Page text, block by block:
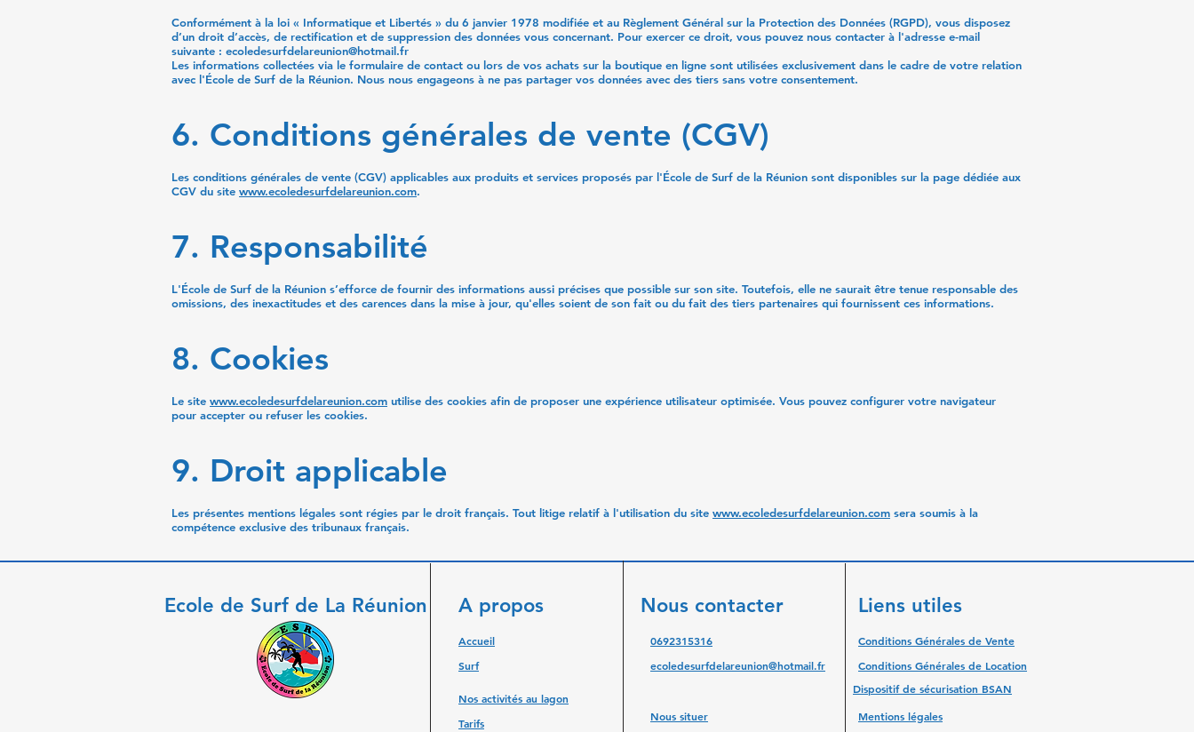
Conformément à la loi « Informatique et Libertés » du 6 janvier 1978 modifiée et au Règlement Général sur la Protection des Données (RGPD), vous disposez
d’un droit d’accès, de rectification et de suppression des données vous concernant. Pour exercer ce droit, vous pouvez nous contacter à l'adresse e-mail
suivante : ecoledesurfdelareunion@hotmail.fr
Les informations collectées via le formulaire de contact ou lors de vos achats sur la boutique en ligne sont utilisées exclusivement dans le cadre de votre relation
avec l'École de Surf de la Réunion. Nous nous engageons à ne pas partager vos données avec des tiers sans votre consentement.
6. Conditions générales de vente (CGV)
Les conditions générales de vente (CGV) applicables aux produits et services proposés par l'École de Surf de la Réunion sont disponibles sur la page dédiée aux
CGV du site www.ecoledesurfdelareunion.com.
7. Responsabilité
L'École de Surf de la Réunion s’efforce de fournir des informations aussi précises que possible sur son site. Toutefois, elle ne saurait être tenue responsable des
omissions, des inexactitudes et des carences dans la mise à jour, qu'elles soient de son fait ou du fait des tiers partenaires qui fournissent ces informations.
8. Cookies
Le site www.ecoledesurfdelareunion.com utilise des cookies afin de proposer une expérience utilisateur optimisée. Vous pouvez configurer votre navigateur
pour accepter ou refuser les cookies.
9. Droit applicable
Les présentes mentions légales sont régies par le droit français. Tout litige relatif à l'utilisation du site www.ecoledesurfdelareunion.com sera soumis à la
compétence exclusive des tribunaux français.
Ecole de Surf de La Réunion A propos
Accueil
Surf
Nos activités au lagon
Tarifs
Nous situer
Liens utiles
Nous contacter
Conditions Générales de Vente
Mentions légales
0692315316
ecoledesurfdelareunion@hotmail.fr
Conditions Générales de Location
Dispositif de sécurisation BSAN